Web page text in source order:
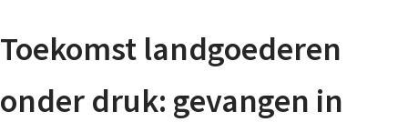
Toekomst landgoederen
onder druk: gevangen in
Nieuwsbrief